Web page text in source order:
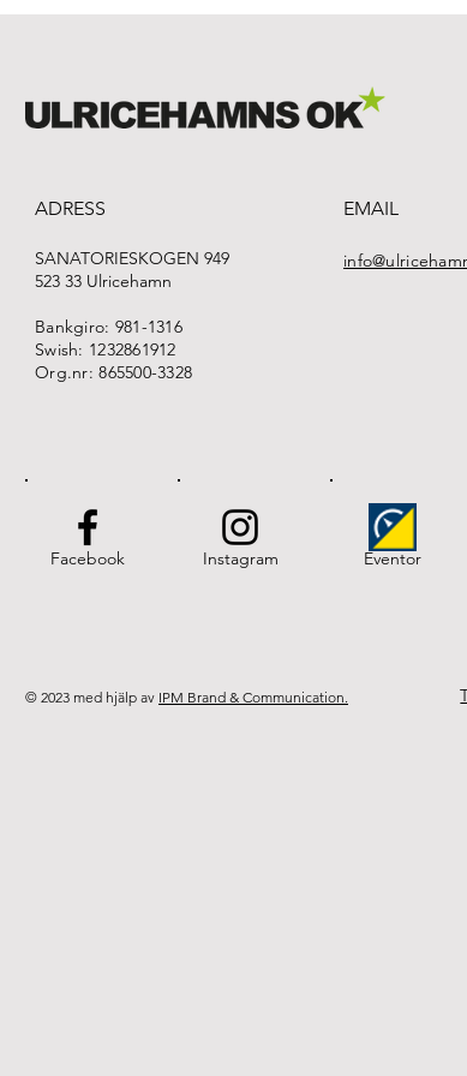
ADRESS
SANATORIESKOGEN 949
523 33 Ulricehamn
Bankgiro: 981-1316
Swish: 1232861912
Org.nr: 865500-3328
EMAIL
Facebook Instagram Eventor
© 2023 med hjälp av IPM Brand & Communication.